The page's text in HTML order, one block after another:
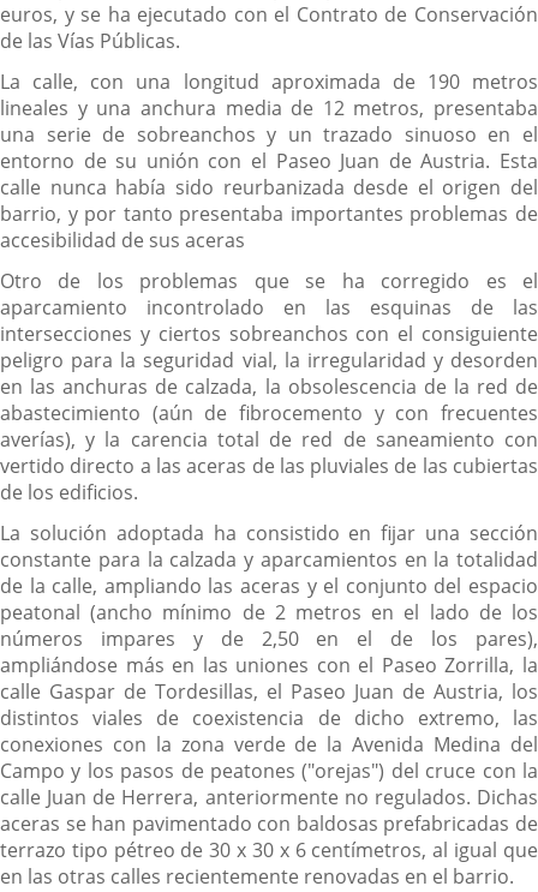
euros, y se ha ejecutado con el Contrato de Conservación
de las Vías Públicas.
La calle, con una longitud aproximada de 190 metros
lineales y una anchura media de 12 metros, presentaba
una serie de sobreanchos y un trazado sinuoso en el
entorno de su unión con el Paseo Juan de Austria. Esta
calle nunca había sido reurbanizada desde el origen del
barrio, y por tanto presentaba importantes problemas de
accesibilidad de sus aceras
Otro de los problemas que se ha corregido es el
aparcamiento incontrolado en las esquinas de las
intersecciones y ciertos sobreanchos con el consiguiente
peligro para la seguridad vial, la irregularidad y desorden
en las anchuras de calzada, la obsolescencia de la red de
abastecimiento (aún de fibrocemento y con frecuentes
averías), y la carencia total de red de saneamiento con
vertido directo a las aceras de las pluviales de las cubiertas
de los edificios.
La solución adoptada ha consistido en fijar una sección
constante para la calzada y aparcamientos en la totalidad
de la calle, ampliando las aceras y el conjunto del espacio
peatonal (ancho mínimo de 2 metros en el lado de los
números impares y de 2,50 en el de los pares),
ampliándose más en las uniones con el Paseo Zorrilla, la
calle Gaspar de Tordesillas, el Paseo Juan de Austria, los
distintos viales de coexistencia de dicho extremo, las
conexiones con la zona verde de la Avenida Medina del
Campo y los pasos de peatones ("orejas") del cruce con la
calle Juan de Herrera, anteriormente no regulados. Dichas
aceras se han pavimentado con baldosas prefabricadas de
terrazo tipo pétreo de 30 x 30 x 6 centímetros, al igual que
en las otras calles recientemente renovadas en el barrio.